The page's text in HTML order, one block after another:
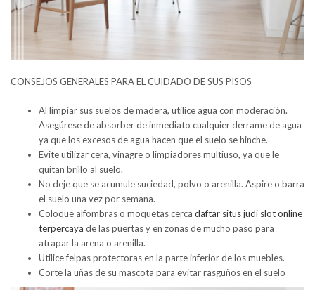
CONSEJOS GENERALES PARA EL CUIDADO DE SUS PISOS
Al limpiar sus suelos de madera, utilice agua con moderación.
Asegúrese de absorber de inmediato cualquier derrame de agua
ya que los excesos de agua hacen que el suelo se hinche.
Evite utilizar cera, vinagre o limpiadores multiuso, ya que le
quitan brillo al suelo.
No deje que se acumule suciedad, polvo o arenilla. Aspire o barra
el suelo una vez por semana.
Coloque alfombras o moquetas cerca daftar situs judi slot online
terpercaya de las puertas y en zonas de mucho paso para
atrapar la arena o arenilla.
Utilice felpas protectoras en la parte inferior de los muebles.
Corte la uñas de su mascota para evitar rasguños en el suelo